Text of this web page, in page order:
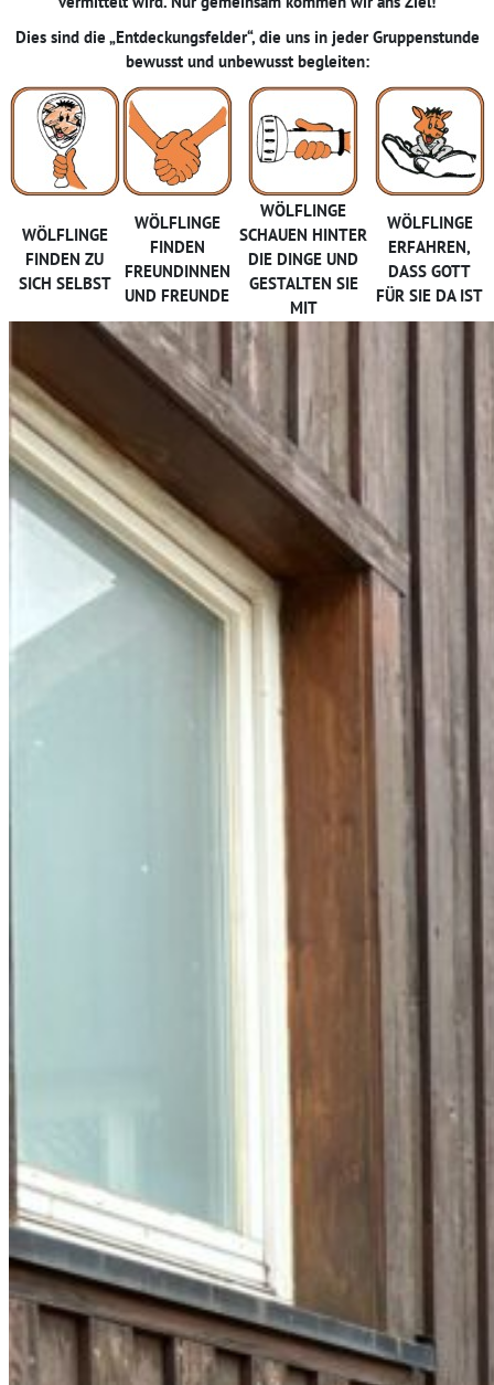
Dies sind die „Entdeckungsfelder“, die uns in jeder Gruppenstunde
bewusst und unbewusst begleiten:
WÖLFLINGE
FINDEN ZU
SICH SELBST
WÖLFLINGE
FINDEN
FREUNDINNEN
UND FREUNDE
WÖLFLINGE
SCHAUEN HINTER
DIE DINGE UND
GESTALTEN SIE
MIT
WÖLFLINGE
ERFAHREN,
DASS GOTT
FÜR SIE DA IST